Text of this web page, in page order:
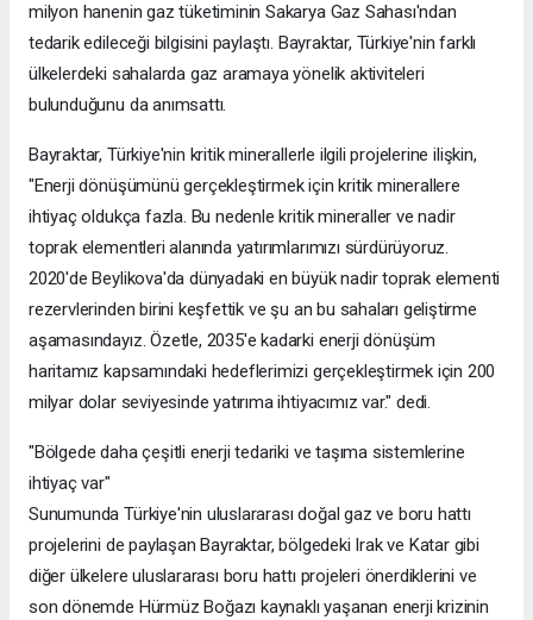
milyon hanenin gaz tüketiminin Sakarya Gaz Sahası'ndan
tedarik edileceği bilgisini paylaştı. Bayraktar, Türkiye'nin farklı
ülkelerdeki sahalarda gaz aramaya yönelik aktiviteleri
bulunduğunu da anımsattı.
Bayraktar, Türkiye'nin kritik minerallerle ilgili projelerine ilişkin,
"Enerji dönüşümünü gerçekleştirmek için kritik minerallere
ihtiyaç oldukça fazla. Bu nedenle kritik mineraller ve nadir
toprak elementleri alanında yatırımlarımızı sürdürüyoruz.
2020'de Beylikova'da dünyadaki en büyük nadir toprak elementi
rezervlerinden birini keşfettik ve şu an bu sahaları geliştirme
aşamasındayız. Özetle, 2035'e kadarki enerji dönüşüm
haritamız kapsamındaki hedeflerimizi gerçekleştirmek için 200
milyar dolar seviyesinde yatırıma ihtiyacımız var." dedi.
"Bölgede daha çeşitli enerji tedariki ve taşıma sistemlerine
ihtiyaç var"
Sunumunda Türkiye'nin uluslararası doğal gaz ve boru hattı
projelerini de paylaşan Bayraktar, bölgedeki Irak ve Katar gibi
diğer ülkelere uluslararası boru hattı projeleri önerdiklerini ve
son dönemde Hürmüz Boğazı kaynaklı yaşanan enerji krizinin